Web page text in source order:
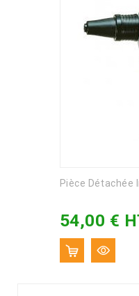
Pièce Détachée
54,00 €